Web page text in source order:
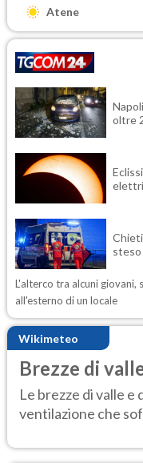
Atene
oltre
steso
L'alterco tra alcuni giovani,
all'esterno di un locale
Wikimeteo
Brezze di
Le brezze di valle e
ventilazione che